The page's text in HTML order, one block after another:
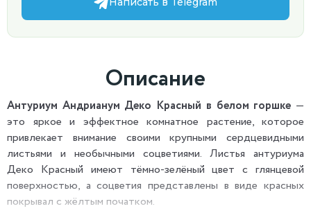
Описание
Антуриум Андрианум Деко Красный в белом горшке —
это яркое и эффектное комнатное растение, которое
привлекает внимание своими крупными сердцевидными
листьями и необычными соцветиями. Листья антуриума
Деко Красный имеют тёмно-зелёный цвет с глянцевой
поверхностью, а соцветия представлены в виде красных
покрывал с жёлтым початком.